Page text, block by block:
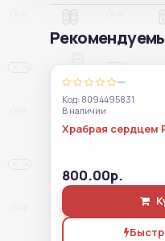
—
Код: 8094495831
В наличии
Храбрая сердцем
800.00р.